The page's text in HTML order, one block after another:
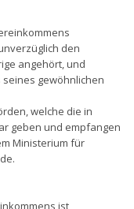
den
angehört, und
gewöhnlichen
welche die in
geben und empfangen
Ministerium für
ist